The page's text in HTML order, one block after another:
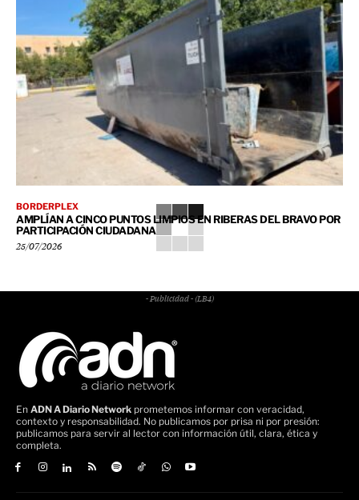
BORDERPLEX
AMPLÍAN A CINCO PUNTOS LIMPIOS EN RIBERAS DEL BRAVO POR
PARTICIPACIÓN CIUDADANA
25/07/2026
- Publicidad - (LB4)
En ADN A Diario Network prometemos informar con veracidad,
contexto y responsabilidad. No publicamos por prisa ni por presión:
publicamos para servir al lector con información útil, clara, ética y
completa.